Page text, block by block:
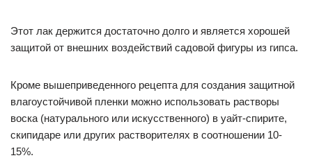
Этот лак держится достаточно долго и является хорошей
защитой от внешних воздействий садовой фигуры из гипса.
Кроме вышеприведенного рецепта для создания защитной
влагоустойчивой пленки можно использовать растворы
воска (натурального или искусственного) в уайт-спирите,
скипидаре или других растворителях в соотношении 10-
15%.